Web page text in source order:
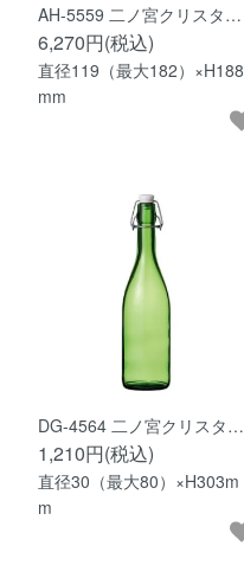
AH-5559 二ノ宮クリスタ…
6,270円(税込)
直径119（最大182）×H188
mm
DG-4564 二ノ宮クリスタ…
1,210円(税込)
直径30（最大80）×H303m
m